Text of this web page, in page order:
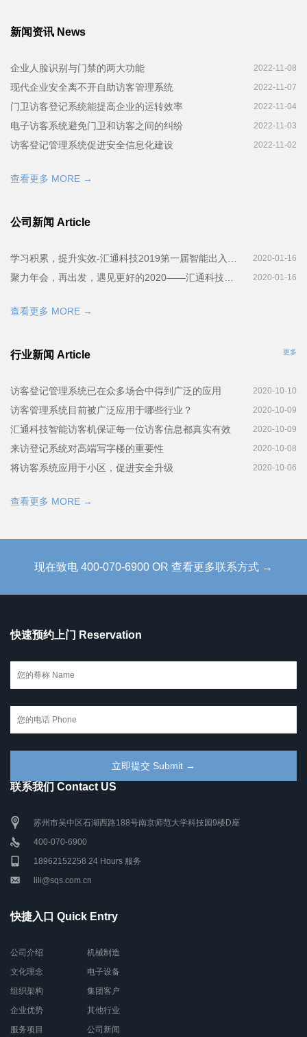
新闻资讯 News
企业人脸识别与门禁的两大功能 2022-11-08
现代企业安全离不开自助访客管理系统 2022-11-07
门卫访客登记系统能提高企业的运转效率 2022-11-04
电子访客系统避免门卫和访客之间的纠纷 2022-11-03
访客登记管理系统促进安全信息化建设 2022-11-02
查看更多 MORE →
公司新闻 Article
2020-01-16
2020-01-16
查看更多 MORE →
行业新闻 Article 更多
访客登记管理系统已在众多场合中得到广泛的应用 2020-10-10
访客管理系统目前被广泛应用于哪些行业？ 2020-10-09
汇通科技智能访客机保证每一位访客信息都真实有效 2020-10-09
来访登记系统对高端写字楼的重要性 2020-10-08
将访客系统应用于小区，促进安全升级 2020-10-06
查看更多 MORE →
现在致电 400-070-6900 OR 查看更多联系方式 →
快速预约上门 Reservation
联系我们 Contact US
苏州市吴中区石湖西路188号南京师范大学科技园9楼D座
400-070-6900
18962152258 24 Hours 服务
lili@sqs.com.cn
快捷入口 Quick Entry
公司介绍
文化理念
组织架构
企业优势
服务项目
机械制造
电子设备
集团客户
其他行业
公司新闻